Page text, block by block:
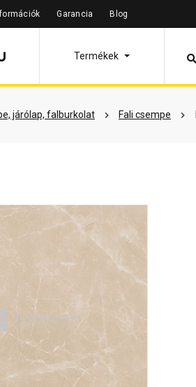
Garancia Blog
Termékek
járólap, falburkolat Fali csempe
Részletes leírás Termékinformáció